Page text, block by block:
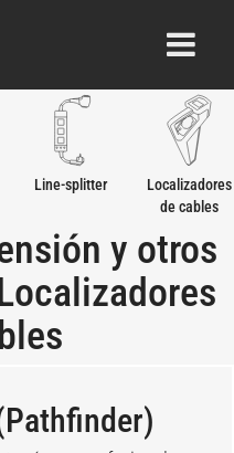
Line-splitter
Localizadores
de cables
y otros